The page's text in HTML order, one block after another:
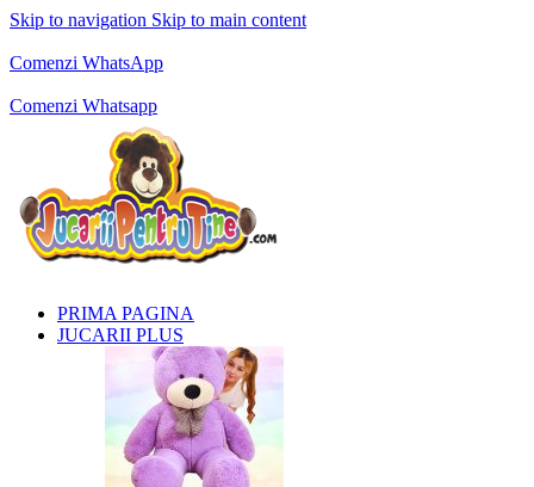
Skip to navigation Skip to main content
Comenzi WhatsApp
Comenzi Whatsapp
PRIMA PAGINA
JUCARII PLUS